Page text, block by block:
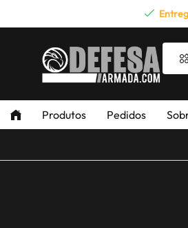
Produtos Pedidos